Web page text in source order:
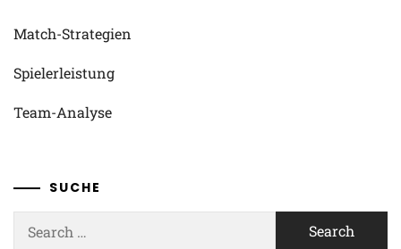
Match-Strategien
Spielerleistung
Team-Analyse
SUCHE
for: